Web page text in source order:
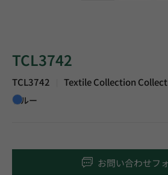
TCL3742, Textile Collection,
TCL3742
TCL3742 Textile Collection
ブルー
お問い合わせフ